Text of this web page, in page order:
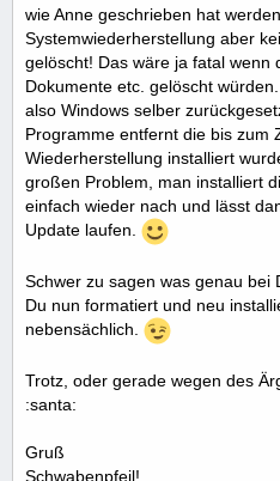
wie Anne geschrieben hat
Systemwiederherstellung aber
gelöscht! Das wäre ja fatal wenn
Dokumente etc. gelöscht
also Windows selber
Programme entfernt die bis zum
Wiederherstellung installiert
großen Problem, man installiert
einfach wieder nach und lässt
Update laufen.
Schwer zu sagen was genau bei
Du nun formatiert und neu
nebensächlich.
Trotz, oder gerade wegen des
:santa:
Gruß
Schwabenpfeil!